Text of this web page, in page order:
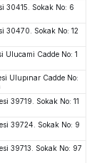
30415. Sokak No: 6
30470. Sokak No: 12
Ulucami Cadde No: 1
Ulupınar Cadde No:
39719. Sokak No: 11
39724. Sokak No: 9
39713. Sokak No: 97